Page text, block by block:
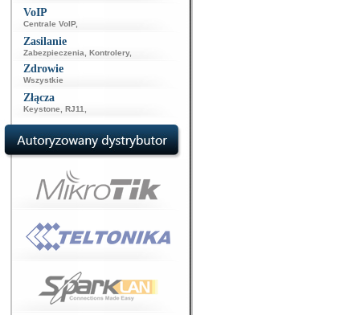
VoIP
Centrale VoIP,
Zasilanie
Zabezpieczenia Kontrolery,
Zdrowie
Wszystkie
Złącza
Keystone RJ11